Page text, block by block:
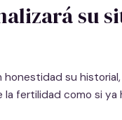
su
honestidad su
la fertilidad como si